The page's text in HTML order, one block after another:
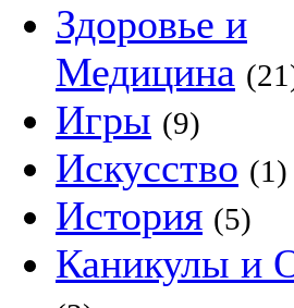
Здоровье и
Медицина
Игры (9)
Искусство (1)
История (5)
Каникулы и